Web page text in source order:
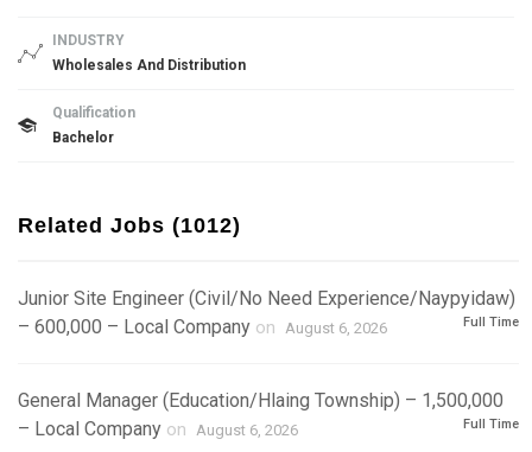
INDUSTRY
Wholesales And Distribution
Qualification
Bachelor
Related Jobs (1012)
Junior Site Engineer (Civil/No Need Experience/Naypyidaw)
– 600,000 – Local Company on August 6, 2026 Full Time
General Manager (Education/Hlaing Township) – 1,500,000
– Local Company on August 6, 2026 Full Time